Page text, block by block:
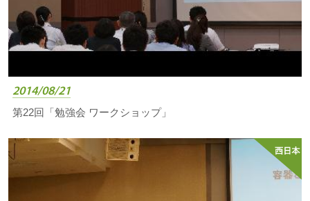
2014/08/21
第22回「勉強会 ワークショップ」